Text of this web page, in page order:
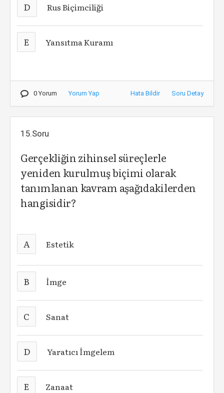
D Rus Biçimciliği
E Yansıtma Kuramı
0 Yorum Yorum Yap Hata Bildir Soru Detay
15.Soru
Gerçekliğin zihinsel süreçlerle
yeniden kurulmuş biçimi olarak
tanımlanan kavram aşağıdakilerden
hangisidir?
A Estetik
B İmge
C Sanat
D Yaratıcı İmgelem
E Zanaat